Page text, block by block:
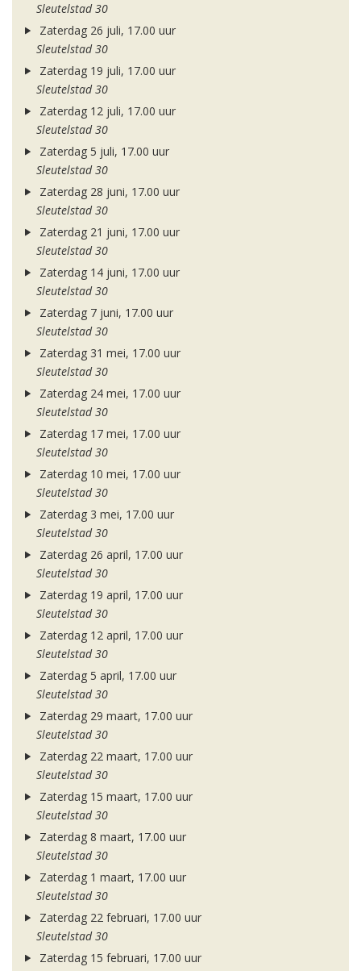
Sleutelstad 30
Zaterdag 26 juli, 17.00 uur
Sleutelstad 30
Zaterdag 19 juli, 17.00 uur
Sleutelstad 30
Zaterdag 12 juli, 17.00 uur
Sleutelstad 30
Zaterdag 5 juli, 17.00 uur
Sleutelstad 30
Zaterdag 28 juni, 17.00 uur
Sleutelstad 30
Zaterdag 21 juni, 17.00 uur
Sleutelstad 30
Zaterdag 14 juni, 17.00 uur
Sleutelstad 30
Zaterdag 7 juni, 17.00 uur
Sleutelstad 30
Zaterdag 31 mei, 17.00 uur
Sleutelstad 30
Zaterdag 24 mei, 17.00 uur
Sleutelstad 30
Zaterdag 17 mei, 17.00 uur
Sleutelstad 30
Zaterdag 10 mei, 17.00 uur
Sleutelstad 30
Zaterdag 3 mei, 17.00 uur
Sleutelstad 30
Zaterdag 26 april, 17.00 uur
Sleutelstad 30
Zaterdag 19 april, 17.00 uur
Sleutelstad 30
Zaterdag 12 april, 17.00 uur
Sleutelstad 30
Zaterdag 5 april, 17.00 uur
Sleutelstad 30
Zaterdag 29 maart, 17.00 uur
Sleutelstad 30
Zaterdag 22 maart, 17.00 uur
Sleutelstad 30
Zaterdag 15 maart, 17.00 uur
Sleutelstad 30
Zaterdag 8 maart, 17.00 uur
Sleutelstad 30
Zaterdag 1 maart, 17.00 uur
Sleutelstad 30
Zaterdag 22 februari, 17.00 uur
Sleutelstad 30
Zaterdag 15 februari, 17.00 uur